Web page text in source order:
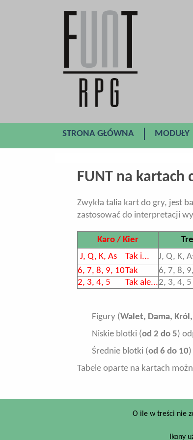
STRONA GŁÓWNA MODUŁY
FUNT na kartach
Zwykła talia kart do gry, jest
zastosować do interpretacji
Karo / Kier
J, Q, K, As
Tak i... J, Q, K,
6, 7, 8, 9, 10Tak 6, 7, 8,
2, 3, 4, 5
Tak ale...2, 3, 4, 5
Figury (Walet, Dama,
Niskie blotki (od 2 do 5)
Średnie blotki (od 6 do 10
Tabele oparte na kartach
O ile w treści nie
Ikony